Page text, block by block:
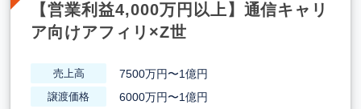
【営業利益4,000万円以上】通信キャリ
ア向けアフィリ×Z世
売上高 7500万円〜1億円
譲渡価格 6000万円〜1億円